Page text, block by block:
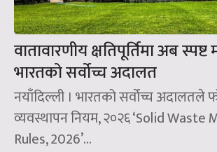
वातावारणीय क्षतिपूर्तिमा अब
भारतको सर्वोच्च अदालत
नयाँदिल्ली । भारतको सर्वोच्च अदालतले
व्यवस्थापन नियम, २०२६ ‘Solid
Rules, 2026’...